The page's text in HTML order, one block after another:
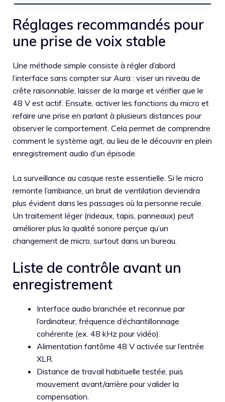
Réglages recommandés pour
une prise de voix stable
Une méthode simple consiste à régler d’abord
l’interface sans compter sur Aura : viser un niveau de
crête raisonnable, laisser de la marge et vérifier que le
48 V est actif. Ensuite, activer les fonctions du micro et
refaire une prise en parlant à plusieurs distances pour
observer le comportement. Cela permet de comprendre
comment le système agit, au lieu de le découvrir en plein
enregistrement audio d’un épisode.
La surveillance au casque reste essentielle. Si le micro
remonte l’ambiance, un bruit de ventilation deviendra
plus évident dans les passages où la personne recule.
Un traitement léger (rideaux, tapis, panneaux) peut
améliorer plus la qualité sonore perçue qu’un
changement de micro, surtout dans un bureau.
Liste de contrôle avant un
enregistrement
Interface audio branchée et reconnue par
l’ordinateur, fréquence d’échantillonnage
cohérente (ex. 48 kHz pour vidéo).
Alimentation fantôme 48 V activée sur l’entrée
XLR.
Distance de travail habituelle testée, puis
mouvement avant/arrière pour valider la
compensation.